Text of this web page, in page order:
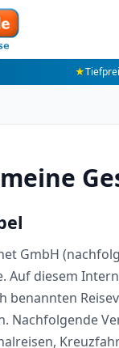
★
GmbH
Auf diesem
benannten
Nachfolgende